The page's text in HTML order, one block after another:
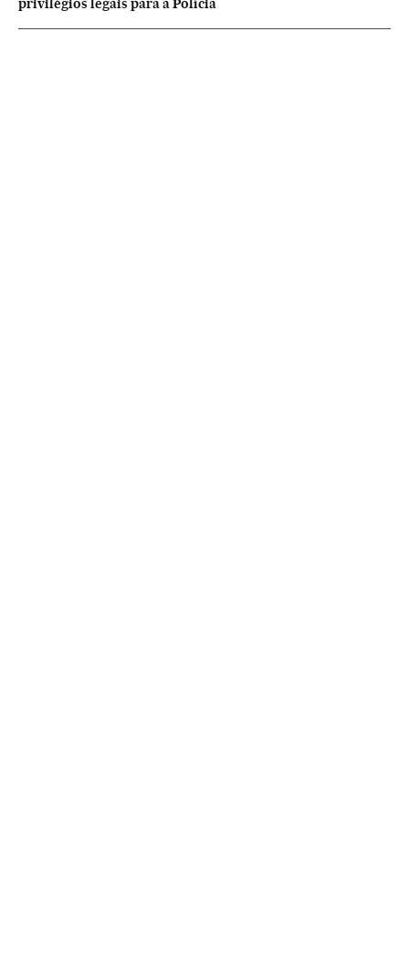
privilégios legais para a Polícia